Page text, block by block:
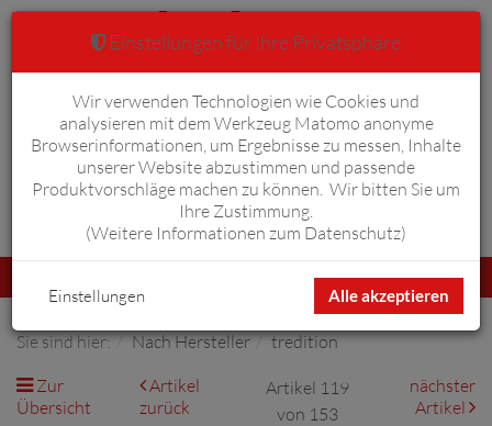
Anmelden Warenkorb 0
umschalten
Sie sind hier: Nach Hersteller
tredition
Zur
Übersicht
Artikel
zurück
Artikel 119
von 153
nächster
Artikel
Einstellungen für Ihre Privatsphäre
Wir verwenden Technologien wie Cookies und
analysieren mit dem Werkzeug Matomo anonyme
Browserinformationen, um Ergebnisse zu messen, Inhalte
unserer Website abzustimmen und passende
Produktvorschläge machen zu können. Wir bitten Sie um
Ihre Zustimmung.
(Weitere Informationen zum Datenschutz)
Alle akzeptieren
Einstellungen